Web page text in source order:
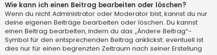
Wie kann ich einen Beitrag bearbeiten oder löschen?
Wenn du nicht Administrator oder Moderator bist, kannst du nur
deine eigenen Beiträge bearbeiten oder löschen. Du kannst
einen Beitrag bearbeiten, indem du das „Ändere Beitrag“-
Symbol für den entsprechenden Beitrag anklickst; eventuell ist
dies nur für einen begrenzten Zeitraum nach seiner Erstellung